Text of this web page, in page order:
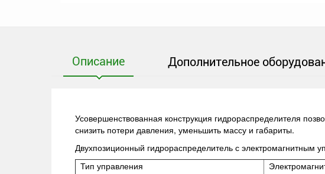
Описание Дополнительное
Усовершенствованная конструкция гидрораспределителя
снизить потери давления, уменьшить массу и габариты.
Двухпозиционный гидрораспределитель с электромагнитным
Тип управления